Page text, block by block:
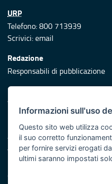
URP
Telefono: 800 713939
Scrivici:email
Redazione
Responsabili di pubblicazione
Protezione civile
Vai al sito di Protezione Civile
Iniziativa finanziata con
Asse XI
Note legali
Cookie e privacy
Informazioni sull'uso
Questo sito web utilizza
il suo corretto
per fornire servizi erogati
ultimi saranno impostati